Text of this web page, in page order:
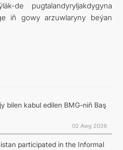
de pugtalandyryljakdygyna
iň gowy arzuwlaryny beýan
bilen kabul edilen BMG-niň Baş
02 Awg 2026
participated in the Informal